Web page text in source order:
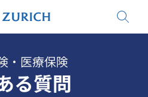
・医療保険
る質問